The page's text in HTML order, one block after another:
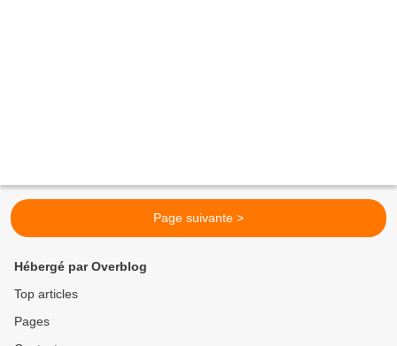
Page suivante >
Hébergé par Overblog
Top articles
Pages